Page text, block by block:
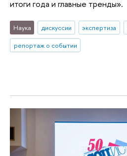
итоги года и главные тренды».
Наука дискуссии экспертиза
репортаж о событии